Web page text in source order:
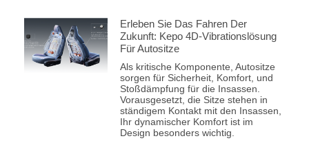
Erleben Sie Das Fahren Der
Zukunft: Kepo 4D-Vibrationslösung
Für Autositze
Als kritische Komponente, Autositze
sorgen für Sicherheit, Komfort, und
Stoßdämpfung für die Insassen.
Vorausgesetzt, die Sitze stehen in
ständigem Kontakt mit den Insassen,
Ihr dynamischer Komfort ist im
Design besonders wichtig.